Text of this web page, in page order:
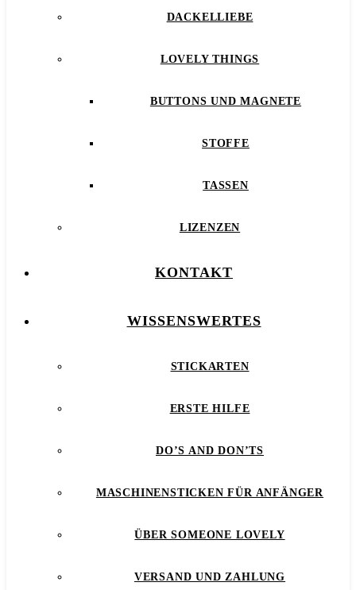
DACKELLIEBE
LOVELY THINGS
BUTTONS UND MAGNETE
STOFFE
TASSEN
LIZENZEN
KONTAKT
WISSENSWERTES
STICKARTEN
ERSTE HILFE
DO’S AND DON’TS
MASCHINENSTICKEN FÜR ANFÄNGER
ÜBER SOMEONE LOVELY
VERSAND UND ZAHLUNG